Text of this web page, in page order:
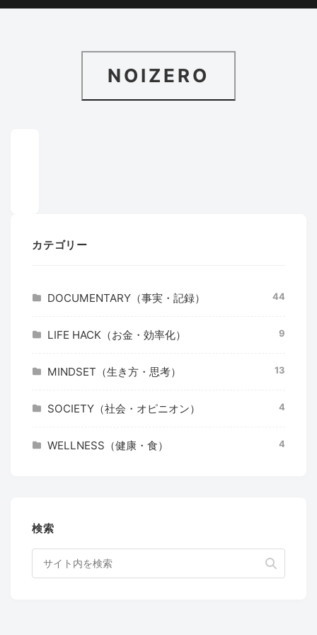
NOIZERO
カテゴリー
DOCUMENTARY（事実・記録） 44
LIFE HACK（お金・効率化） 9
MINDSET（生き方・思考） 13
SOCIETY（社会・オピニオン） 4
WELLNESS（健康・食） 4
検索